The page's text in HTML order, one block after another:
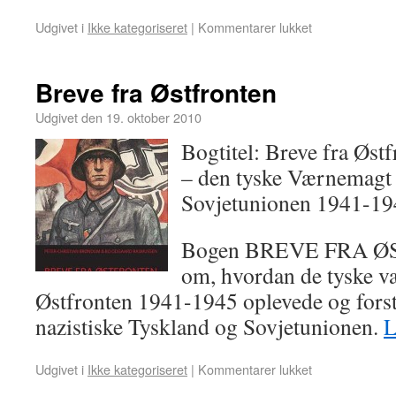
Udgivet i Ikke kategoriseret | Kommentarer lukket
Breve fra Østfronten
Udgivet den 19. oktober 2010
Bogtitel: Breve fra
– den tyske
Sovjetunionen 1941-
Bogen BREVE FRA
om, hvordan de tyske
Østfronten 1941-1945 oplevede og
nazistiske Tyskland og Sovjetunionen.
Udgivet i Ikke kategoriseret | Kommentarer lukket